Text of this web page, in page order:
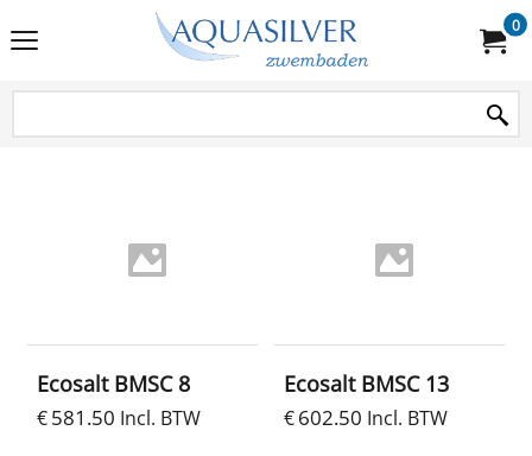
0
Ecosalt BMSC 8
€581.50 Incl. BTW
Ecosalt BMSC 13
€602.50 Incl. BTW